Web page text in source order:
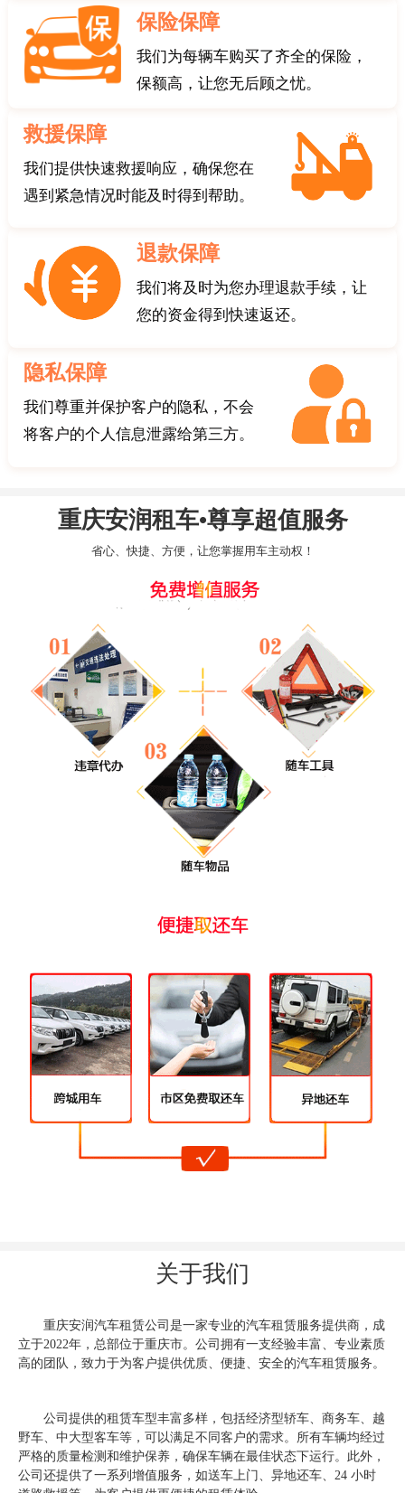
保险保障
我们为每辆车购买了齐全的保险，
保额高，让您无后顾之忧。
救援保障
我们提供快速救援响应，确保您在
遇到紧急情况时能及时得到帮助。
退款保障
我们将及时为您办理退款手续，让
您的资金得到快速返还。
隐私保障
我们尊重并保护客户的隐私，不会
将客户的个人信息泄露给第三方。
重庆安润租车•尊享超值服务
省心、快捷、方便，让您掌握用车主动权！
关于我们
重庆安润汽车租赁公司是一家专业的汽车租赁服务提供商，成
立于2022年，总部位于重庆市。公司拥有一支经验丰富、专业素质
高的团队，致力于为客户提供优质、便捷、安全的汽车租赁服务。
公司提供的租赁车型丰富多样，包括经济型轿车、商务车、越
野车、中大型客车等，可以满足不同客户的需求。所有车辆均经过
严格的质量检测和维护保养，确保车辆在最佳状态下运行。此外，
公司还提供了一系列增值服务，如送车上门、异地还车、24 小时